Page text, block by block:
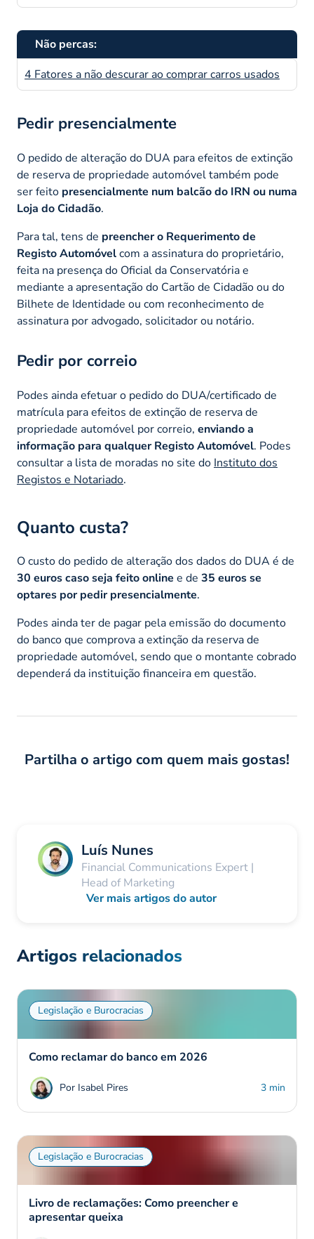
Não percas:
4 Fatores a não descurar ao comprar carros usados
Pedir presencialmente
O pedido de alteração do DUA para efeitos de extinção
de reserva de propriedade automóvel também pode
ser feito presencialmente num balcão do IRN ou numa
Loja do Cidadão.
Para tal, tens de preencher o Requerimento de
Registo Automóvelcom a assinatura do proprietário,
feita na presença do Oficial da Conservatória e
mediante a apresentação do Cartão de Cidadão ou do
Bilhete de Identidade ou com reconhecimento de
assinatura por advogado, solicitador ou notário.
Pedir por correio
Podes ainda efetuar o pedido do DUA/certificado de
matrícula para efeitos de extinção de reserva de
propriedade automóvel por correio, enviando a
informação para qualquer Registo Automóvel. Podes
consultar a lista de moradas no site do Instituto dos
Registos e Notariado.
Quanto custa?
O custo do pedido de alteração dos dados do DUA é de
30 euros caso seja feito online e de 35 euros se
optares por pedir presencialmente.
Podes ainda ter de pagar pela emissão do documento
do banco que comprova a extinção da reserva de
propriedade automóvel, sendo que o montante cobrado
dependerá da instituição financeira em questão.
Partilha o artigo com quem mais gostas!
Luís Nunes
Financial Communications Expert |
Head of Marketing
Ver mais artigos do autor
Artigos relacionados
Legislação e Burocracias
Como reclamar do banco em 2026
Por Isabel Pires 3 min
Legislação e Burocracias
Livro de reclamações: Como preencher e
apresentar queixa